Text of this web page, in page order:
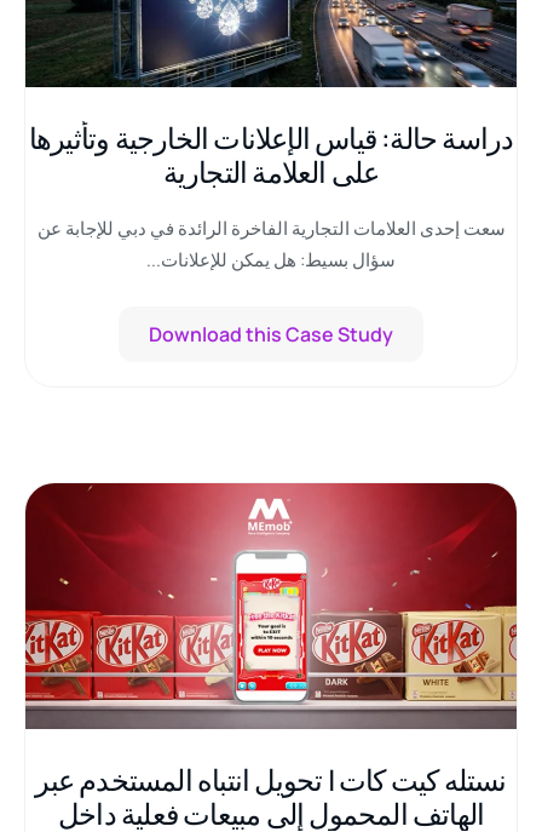
دراسة حالة: قياس الإعلانات الخارجية وتأثيرها
على العلامة التجارية
سعت إحدى العلامات التجارية الفاخرة الرائدة في دبي للإجابة عن
سؤال بسيط: هل يمكن للإعلانات...
Download this Case Study
نستله كيت كات | تحويل انتباه المستخدم عبر
الهاتف المحمول إلى مبيعات فعلية داخل